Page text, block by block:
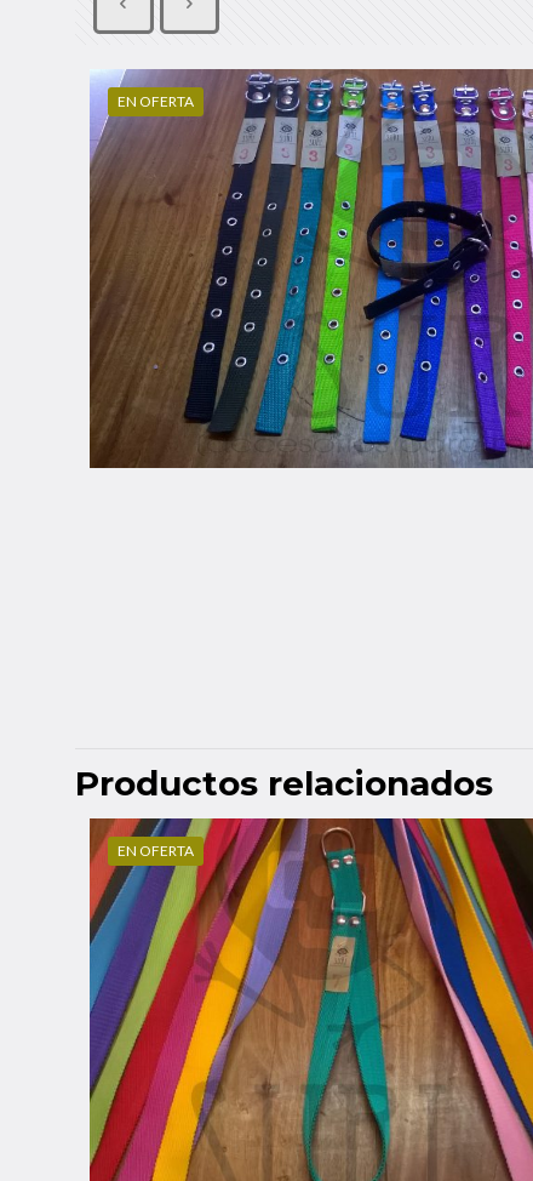
EN OFERTA
Productos relacionados
EN OFERTA